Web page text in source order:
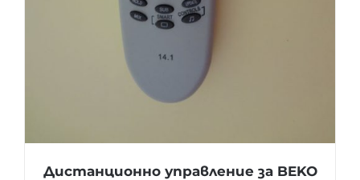
Дистанционно управление за BEKO